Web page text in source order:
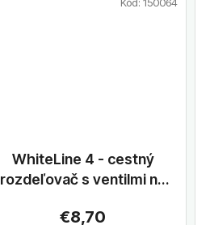
WhiteLine 4 - cestný
rozdeľovač s ventilmi na
vnútorným závitom 3/4" /
€8,70